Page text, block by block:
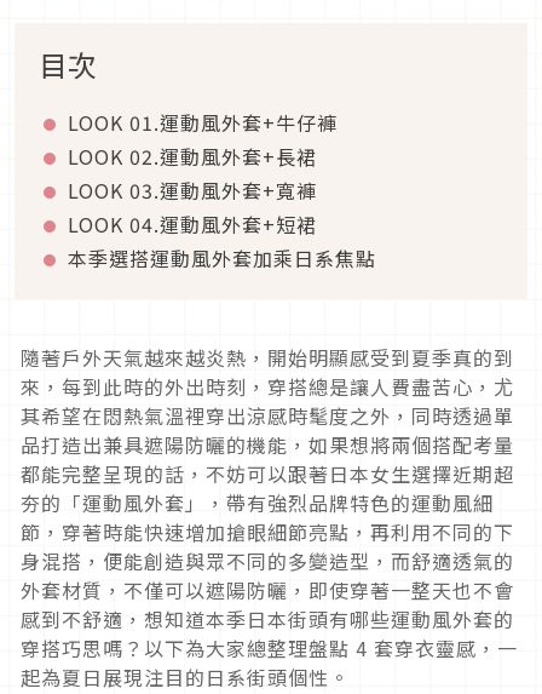
目次
LOOK 01.運動風外套+牛仔褲
LOOK 02.運動風外套+長裙
LOOK 03.運動風外套+寬褲
LOOK 04.運動風外套+短裙
本季選搭運動風外套加乘日系焦點
隨著戶外天氣越來越炎熱，開始明顯感受到夏季真的到
來，每到此時的外出時刻，穿搭總是讓人費盡苦心，尤
其希望在悶熱氣溫裡穿出涼感時髦度之外，同時透過單
品打造出兼具遮陽防曬的機能，如果想將兩個搭配考量
都能完整呈現的話，不妨可以跟著日本女生選擇近期超
夯的「運動風外套」，帶有強烈品牌特色的運動風細
節，穿著時能快速增加搶眼細節亮點，再利用不同的下
身混搭，便能創造與眾不同的多變造型，而舒適透氣的
外套材質，不僅可以遮陽防曬，即使穿著一整天也不會
感到不舒適，想知道本季日本街頭有哪些運動風外套的
穿搭巧思嗎？以下為大家總整理盤點 4 套穿衣靈感，一
起為夏日展現注目的日系街頭個性。